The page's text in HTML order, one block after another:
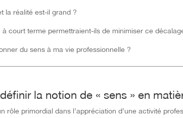
la réalité est-il grand ?
court terme permettraient-ils de minimiser ce
du sens à ma vie professionnelle ?
la notion de « sens » en
rôle primordial dans l’appréciation d’une activité